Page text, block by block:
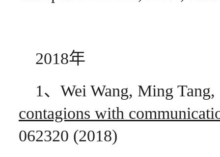
2018年
1、Wei Wang, Ming
contagions with
062320 (2018)